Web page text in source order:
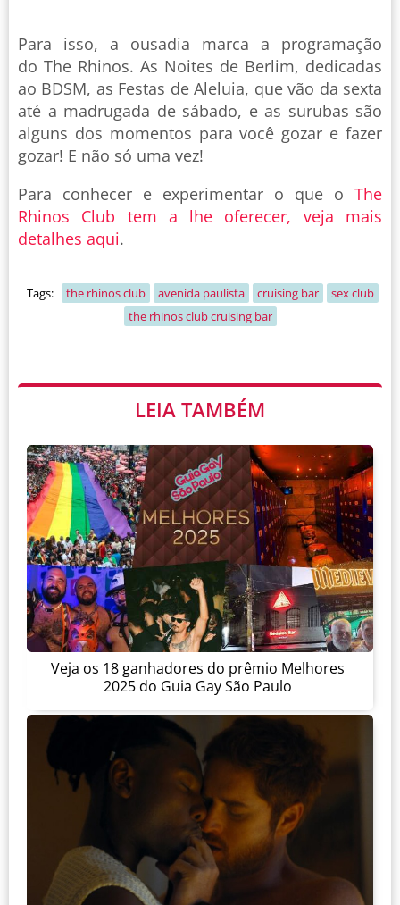
Para isso, a ousadia marca a programação
do The Rhinos. As Noites de Berlim, dedicadas
ao BDSM, as Festas de Aleluia, que vão da sexta
até a madrugada de sábado, e as surubas são
alguns dos momentos para você gozar e fazer
gozar! E não só uma vez!
Para conhecer e experimentar o que o The
Rhinos Club tem a lhe oferecer, veja mais
detalhes aqui.
Tags: the rhinos club avenida paulista cruising bar
sex club
the rhinos club cruising bar
LEIA TAMBÉM
Veja os 18 ganhadores do prêmio Melhores
2025 do Guia Gay São Paulo